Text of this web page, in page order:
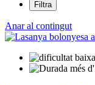
Filtra
Anar al contingut